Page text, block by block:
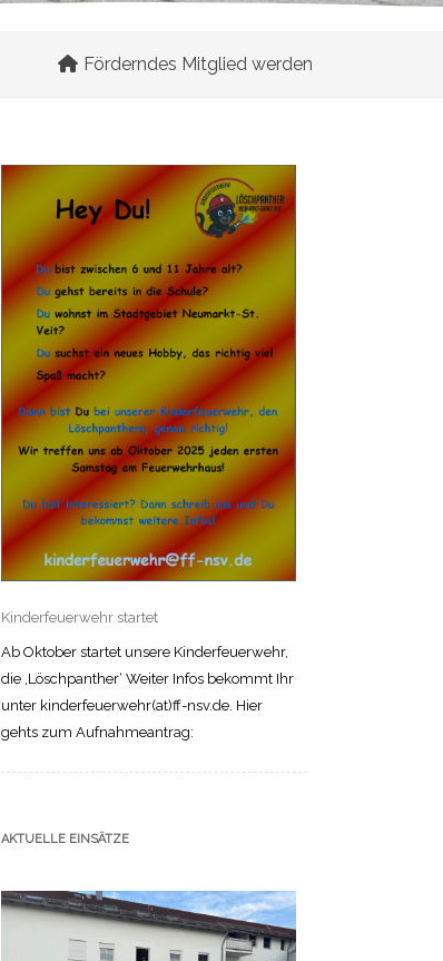
Förderndes Mitglied werden
Kinderfeuerwehr startet
Ab Oktober startet unsere Kinderfeuerwehr,
die ‚Löschpanther‘ Weiter Infos bekommt Ihr
unter kinderfeuerwehr(at)ff-nsv.de. Hier
gehts zum Aufnahmeantrag:
AKTUELLE EINSÄTZE